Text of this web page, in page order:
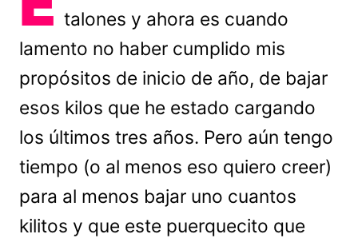
talones y ahora es cuando
lamento no haber cumplido mis
propósitos de inicio de año, de bajar
esos kilos que he estado cargando
los últimos tres años. Pero aún tengo
tiempo (o al menos eso quiero creer)
para al menos bajar uno cuantos
kilitos y que este puerquecito que